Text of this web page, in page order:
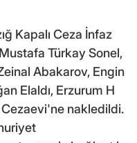
Kapalı Ceza İnfaz
Türkay Sonel,
Abakarov, Engin
Elaldı, Erzurum H
nakledildi.